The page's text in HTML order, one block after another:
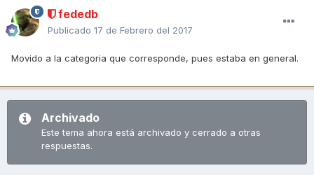
fededb
Publicado 17 de Febrero del 2017
Movido a la categoria que corresponde, pues estaba en general.
Archivado
Este tema ahora está archivado y cerrado a otras
respuestas.